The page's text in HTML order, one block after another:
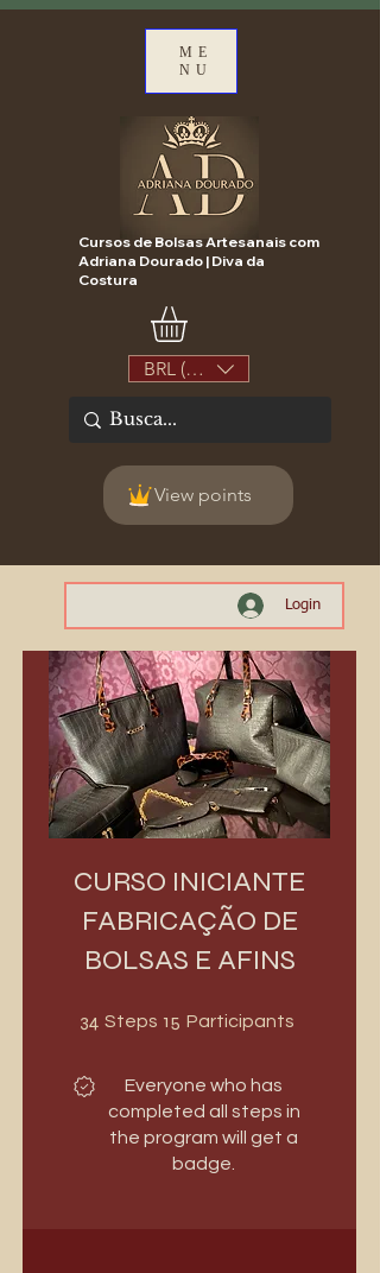
ME
NU
Cursos de Bolsas Artesanais com
Adriana Dourado | Diva da
Costura
BRL (R$)
View points
Login
CURSO INICIANTE
FABRICAÇÃO DE
BOLSAS E AFINS
34 Steps 34 Steps
15 Participants
Everyone who has
completed all steps in
the program will get a
badge.